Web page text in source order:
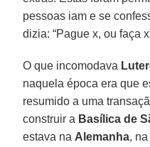
pessoas iam e se
dizia: “Pague x, ou faça
O que incomodava
naquela época era que
resumido a uma
construir a Basílica de
estava na Alemanha,